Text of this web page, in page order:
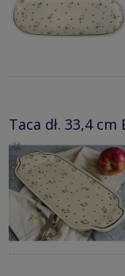
Taca dł. 33,4 cm